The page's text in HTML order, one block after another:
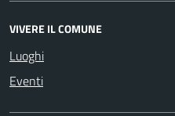
VIVERE IL COMUNE
Luoghi
Eventi